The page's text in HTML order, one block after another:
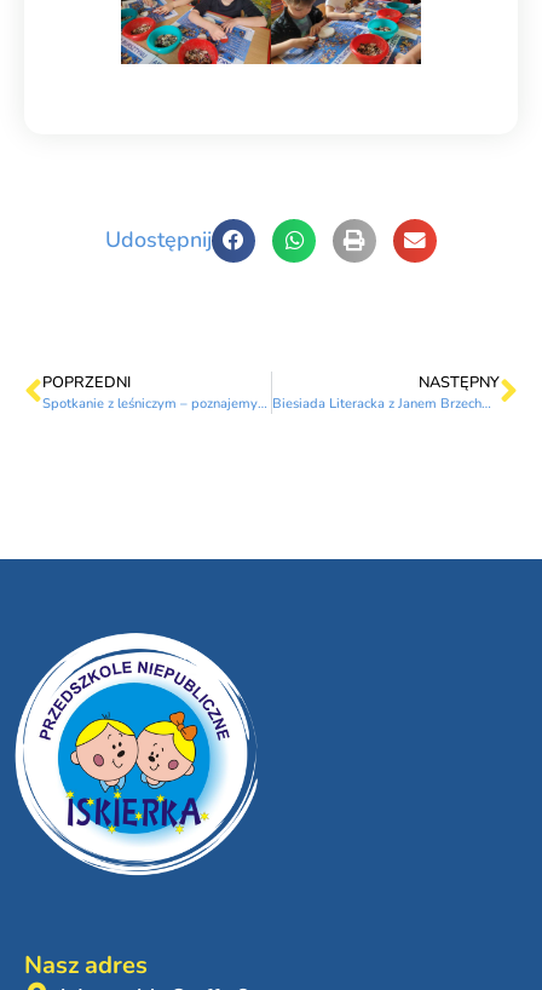
Udostępnij
POPRZEDNI
Spotkanie z leśniczym – poznajemy tajemnice lasu
NASTĘPNY
Biesiada Literacka z Janem Brzechwą – poezja, emocje i świetna zabawa!
Nasz adres